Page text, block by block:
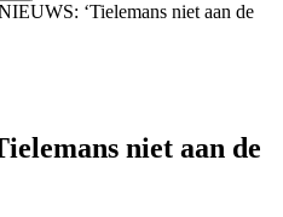
‘Tielemans niet aan de
niet aan de